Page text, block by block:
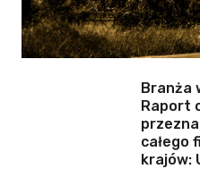
Branża
Raport
całego
krajów: